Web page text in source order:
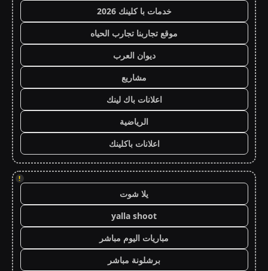
خدمات با كلينك 2026
موقع تجاربنا تجارب الحياه
ديوان العرب
مشاريع
اعلانات باك لينك
الرياضية
اعلانات باكلينك
!
يلا شوت
yalla shoot
مباريات اليوم مباشر
برشلونة مباشر